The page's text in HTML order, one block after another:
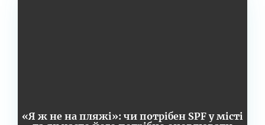
«Я ж не на пляжі»: чи потрібен SPF у місті